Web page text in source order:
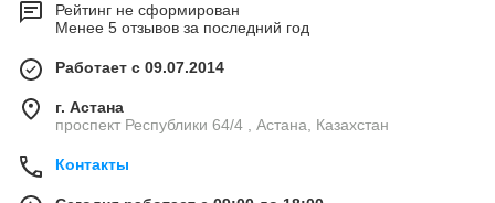
Рейтинг не сформирован
Менее 5 отзывов за последний год
Работает с 09.07.2014
г. Астана
проспект Республики 64/4 , Астана, Казахстан
Контакты